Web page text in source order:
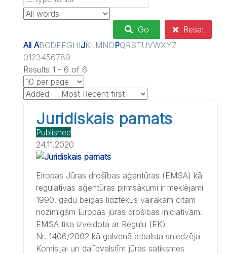
Go
Reset
All ABCDEFGHIJKL MNOPQRSTUVWXYZ
0123456789
Results 1 - 6 of 6
Juridiskais pamats
Published
24.11.2020
Eiropas Jūras drošības aģentūras (EMSA) kā
regulatīvas aģentūras pirmsākumi ir meklējami
1990. gadu beigās līdztekus vairākām citām
nozīmīgām Eiropas jūras drošības iniciatīvām.
EMSA tika izveidota ar Regulu (EK)
Nr. 1406/2002 kā galvenā atbalsta sniedzēja
Komisijai un dalībvalstīm jūras satiksmes